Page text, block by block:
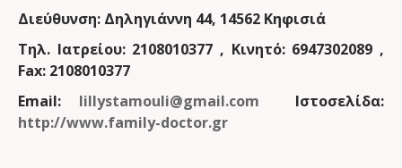
Διεύθυνση: Δηληγιάννη 44, 14562 Κηφισιά
Τηλ. Ιατρείου: 2108010377 , Κινητό: 6947302089 ,
Fax: 2108010377
Email: lillystamouli@gmail.com Ιστοσελίδα:
http://www.family-doctor.gr